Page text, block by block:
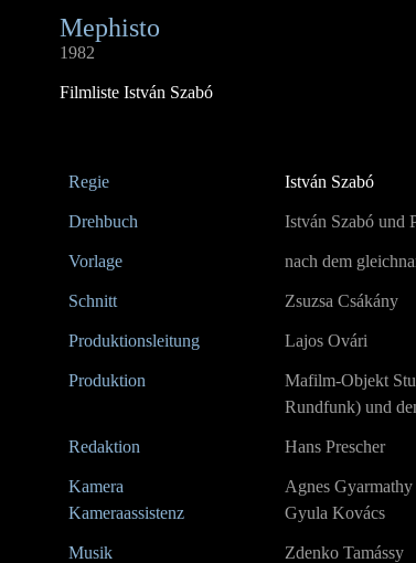
Mephisto
1982
Filmliste István Szabó
Regie István Szabó
Drehbuch István Szabó und
Vorlage nach dem
Schnitt Zsuzsa Csákány
Produktionsleitung Lajos Ovári
Produktion
Mafilm-Objekt
Rundfunk) und
Redaktion Hans Prescher
Kamera
Kameraassistenz
Agnes Gyarmathy
Gyula Kovács
Musik Zdenko Tamássy